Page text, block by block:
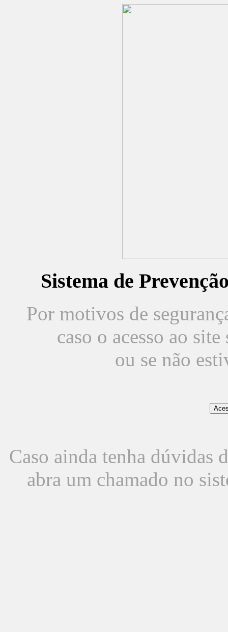
Sistema de
Por motivos de
caso o acesso ao
ou se não
Caso ainda tenha dúvidas
abra um chamado no